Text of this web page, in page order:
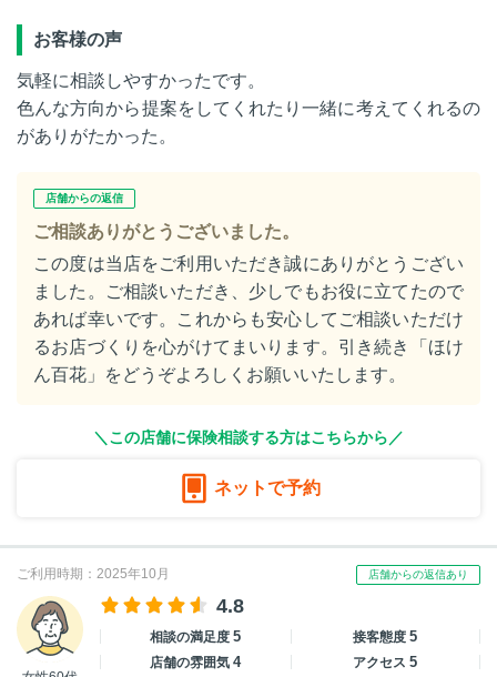
お客様の声
気軽に相談しやすかったです。
色んな方向から提案をしてくれたり一緒に考えてくれるの
がありがたかった。
店舗からの返信
ご相談ありがとうございました。
この度は当店をご利用いただき誠にありがとうござい
ました。ご相談いただき、少しでもお役に立てたので
あれば幸いです。これからも安心してご相談いただけ
るお店づくりを心がけてまいります。引き続き「ほけ
ん百花」をどうぞよろしくお願いいたします。
＼この店舗に保険相談する方はこちらから／
ネットで予約
ご利用時期：2025年10月 店舗からの返信あり
4.8
相談の満足度5 接客態度5
店舗の雰囲気4 アクセス5